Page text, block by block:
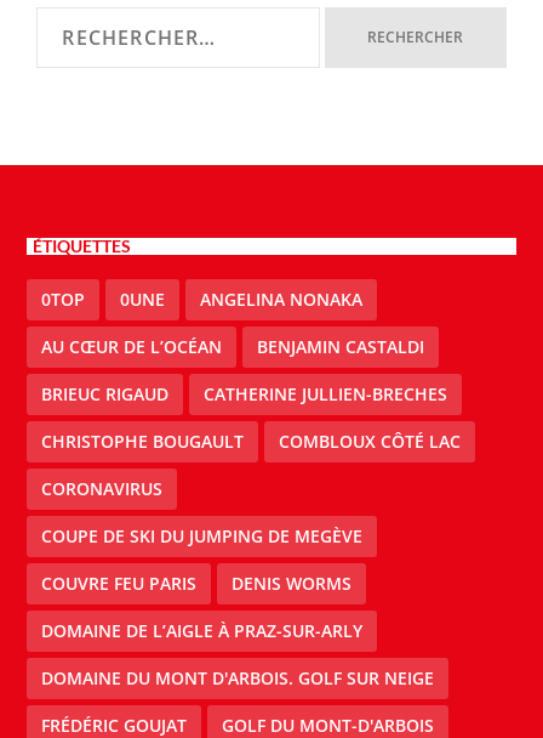
ÉTIQUETTES
0TOP 0UNE ANGELINA NONAKA
AU CŒUR DE L’OCÉAN BENJAMIN CASTALDI
BRIEUC RIGAUD CATHERINE JULLIEN-BRECHES
CHRISTOPHE BOUGAULT COMBLOUX CÔTÉ LAC
CORONAVIRUS
COUPE DE SKI DU JUMPING DE MEGÈVE
COUVRE FEU PARIS DENIS WORMS
DOMAINE DE L’AIGLE À PRAZ-SUR-ARLY
DOMAINE DU MONT D'ARBOIS. GOLF SUR NEIGE
FRÉDÉRIC GOUJAT GOLF DU MONT-D'ARBOIS